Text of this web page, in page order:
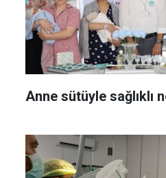
Anne sütüyle